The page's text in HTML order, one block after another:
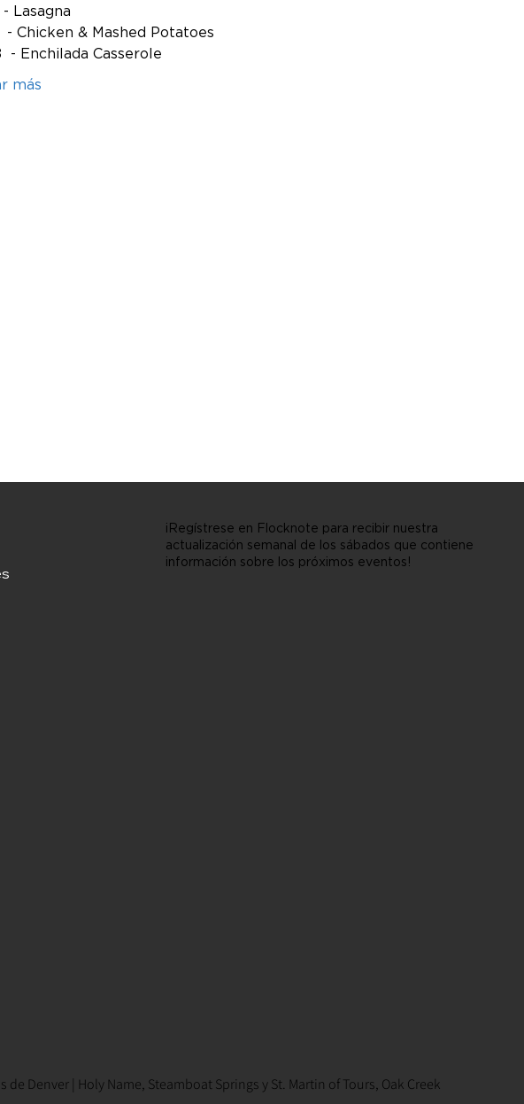
- Lasagna
- Chicken & Mashed Potatoes
- Enchilada Casserole
más
¡Regístrese en Flocknote para recibir nuestra
actualización semanal de los sábados que contiene
información sobre los próximos eventos!
de Denver | Holy Name, Steamboat Springs y St. Martin of Tours, Oak Creek